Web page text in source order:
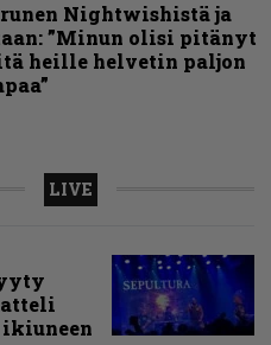
Nightwishistä ja
”Minun olisi pitänyt
heille helvetin paljon
LIVE